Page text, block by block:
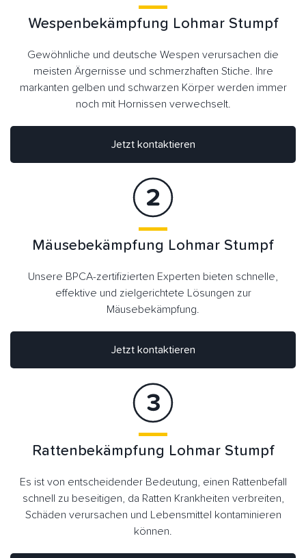
Wespenbekämpfung Lohmar Stumpf
Gewöhnliche und deutsche Wespen verursachen die
meisten Ärgernisse und schmerzhaften Stiche. Ihre
markanten gelben und schwarzen Körper werden immer
noch mit Hornissen verwechselt.
Jetzt kontaktieren
Jetzt kontaktieren
Mäusebekämpfung Lohmar Stumpf
Unsere BPCA-zertifizierten Experten bieten schnelle,
effektive und zielgerichtete Lösungen zur
Mäusebekämpfung.
Rattenbekämpfung Lohmar Stumpf
Es ist von entscheidender Bedeutung, einen Rattenbefall
schnell zu beseitigen, da Ratten Krankheiten verbreiten,
Schäden verursachen und Lebensmittel kontaminieren
können.